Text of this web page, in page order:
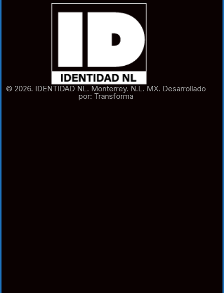
© 2026. IDENTIDAD NL. Monterrey. N.L. MX. Desarrollado
por: Transforma